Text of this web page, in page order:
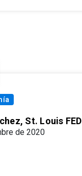
St. Louis FED
de 2020